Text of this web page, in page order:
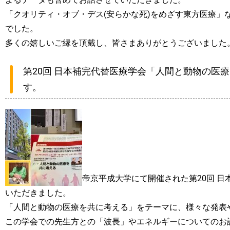
「クオリティ・オブ・デス(安らかな死)をめざす東方医療
でした。
多くの嬉しいご縁を頂戴し、皆さまありがとうございました
第20回 日本補完代替医療学会「人間と動物の医
す。
帝京平成大学にて開催された第20回 日
いただきました。
「人間と動物の医療を共に考える」をテーマに、様々な発
この学会での先生方との「波長」やエネルギーについての